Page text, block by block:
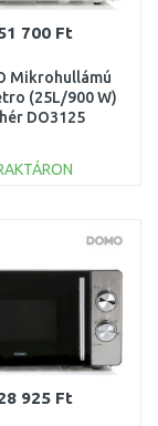
700 Ft
Mikrohullámú
(25L/900 W)
DO3125
Összehasonlítás
925 Ft